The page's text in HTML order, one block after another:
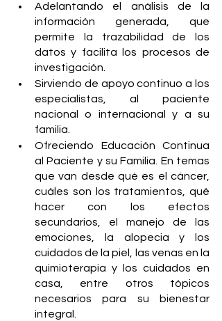
Adelantando el análisis de la
información generada, que
permite la trazabilidad de los
datos y facilita los procesos de
investigación.
Sirviendo de apoyo continuo a los
especialistas, al paciente
nacional o internacional y a su
familia.
Ofreciendo Educación Continua
al Paciente y su Familia. En temas
que van desde qué es el cáncer,
cuáles son los tratamientos, qué
hacer con los efectos
secundarios, el manejo de las
emociones, la alopecia y los
cuidados de la piel, las venas en la
quimioterapia y los cuidados en
casa, entre otros tópicos
necesarios para su bienestar
integral.